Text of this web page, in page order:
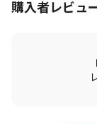
購入者レビュ